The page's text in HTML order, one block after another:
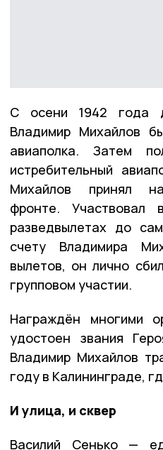
С осени 1942 года
Владимир Михайлов
авиаполка. Затем
истребительный
Михайлов принял
фронте.
разведвылетах до
счету Владимира
вылетов, он лично
групповом участии.
Награждён многими
удостоен звания
Владимир Михайлов
году в Калининграде,
И улица, и сквер
Василий Сенько —